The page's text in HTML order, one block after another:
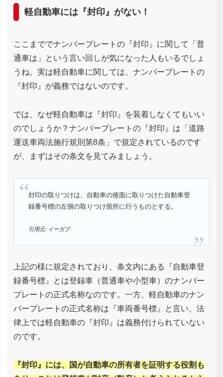
軽自動車には『封印』がない！
ここまででナンバープレートの『封印』に関して「普
通車は」という言い回しが気になった人もいるでしょ
うね。実は軽自動車に関しては、ナンバープレートの
『封印』が義務ではないのです。
では、なぜ軽自動車は『封印』を装着しなくてもいい
のでしょうか？ナンバープレートの『封印』は「道路
運送車両法施行規則第8条」で規定されているのです
が、まずはその条文を見てみましょう。
封印の取りつけは、自動車の後面に取りつけた自動車登
録番号標の左側の取りつけ箇所に行うものとする。
引用元: イーガブ
上記の様に規定されており、条文内にある『自動車登
録番号標』とは登録車（普通車や小型車）のナンバー
プレートの正式名称なのです。一方、軽自動車のナン
バープレートの正式名称は『車両番号標』と言い、法
律上では軽自動車の『封印』は義務付けられていない
のです。
『封印』には、国が自動車の所有者を証明する役割も